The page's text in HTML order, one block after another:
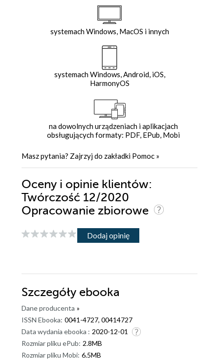
systemach Windows, MacOS i innych
systemach Windows, Android, iOS,
HarmonyOS
na dowolnych urządzeniach i aplikacjach
obsługujących formaty: PDF, EPub, Mobi
Masz pytania? Zajrzyj do zakładki Pomoc »
Oceny i opinie klientów:
Twórczość 12/2020
Opracowanie zbiorowe
Dodaj opinię
Szczegóły ebooka
Dane producenta »
ISSN Ebooka: 0041-4727, 00414727
Data wydania ebooka : 2020-12-01
Rozmiar pliku ePub: 2.8MB
Rozmiar pliku Mobi: 6.5MB